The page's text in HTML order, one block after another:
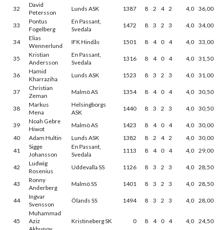
32
David
Petersson
Lunds ASK 1387 8 2 4 2 4,0 36,00
33
Pontus
Fogelberg
En Passant,
Svedala
1472 8 3 2 3 4,0 34,00
34
Elias
Wennerlund
IFK Hindås 1501 8 4 0 4 4,0 33,00
35
Kristian
Andersson
En Passant,
Svedala
1316 8 4 0 4 4,0 31,50
36
Hamid
Kharraziha
Lunds ASK 1523 8 3 2 3 4,0 31,00
37
Christian
Zeman
Malmö AS 1354 8 4 0 4 4,0 30,50
38
Markus
Mena
Helsingborgs
ASK
1440 8 3 2 3 4,0 30,50
39
Noah Gebre
Hiwot
Malmö AS 1423 8 4 0 4 4,0 30,00
40
Adam Hultin Lunds ASK 1382 8 2 4 2 4,0 30,00
41
Sigge
Johansson
En Passant,
Svedala
1113 8 4 0 4 4,0 29,00
42
Ludwig
Rosenius
Uddevalla SS 1126 8 3 2 3 4,0 28,50
43
Ronny
Anderberg
Malmö SS 1401 8 3 2 3 4,0 28,50
44
Ingvar
Svensson
Ölands SS 1494 8 3 2 3 4,0 28,00
45
Muhammad
Aziz
Kristineberg SK 0 8 4 0 4 4,0 24,50